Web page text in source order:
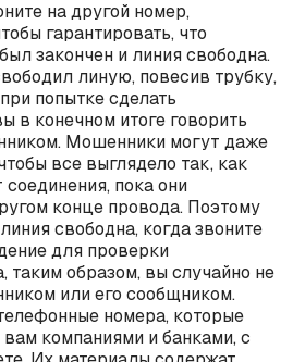
на другой номер,
гарантировать, что
закончен и линия свободна.
линую, повесив трубку,
попытке сделать
в конечном итоге говорить
Мошенники могут даже
все выглядело так, как
пока они
конце провода. Поэтому
свободна, когда звоните
для проверки
таким образом, вы случайно не
или его сообщником.
номера, которые
компаниями и банками, с